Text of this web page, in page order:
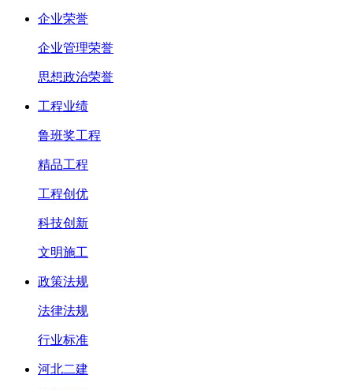
企业荣誉
企业管理荣誉
思想政治荣誉
工程业绩
鲁班奖工程
精品工程
工程创优
科技创新
文明施工
政策法规
法律法规
行业标准
河北二建